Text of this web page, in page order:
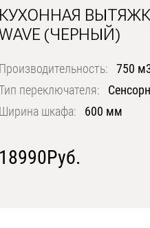
КУХОННАЯ
(ЧЕРНЫЙ)
Производительность:
750
переключателя:
Ширина шкафа:
600 мм
18990Руб.